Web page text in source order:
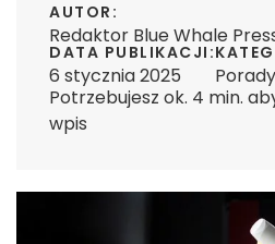
AUTOR:
Redaktor Blue Whale
DATA PUBLIKACJI:
6 stycznia 2025
Potrzebujesz ok. 4 min.
wpis